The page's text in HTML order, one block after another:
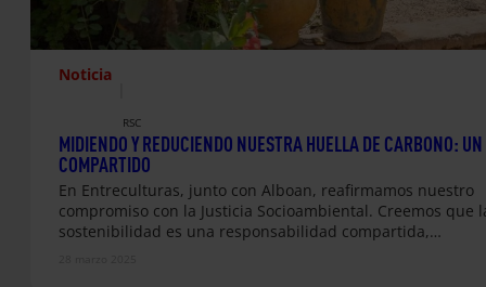
Noticia
RSC
MIDIENDO Y REDUCIENDO NUESTRA HUELLA DE CARBONO:
COMPARTIDO
En Entreculturas, junto con Alboan, reafirmamos nuestro
compromiso con la Justicia Socioambiental. Creemos que
sostenibilidad es una responsabilidad compartida,…